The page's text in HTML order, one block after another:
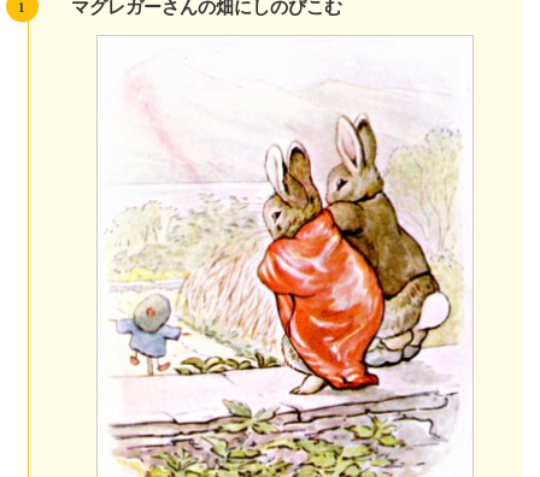
マグレガーさんの畑にしのびこむ